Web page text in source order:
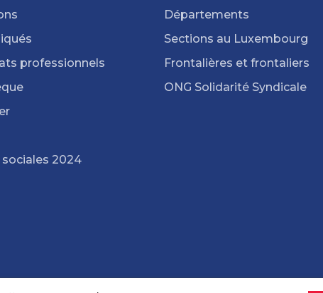
professionnels
2024
Départements
Sections au Luxembourg
Frontalières et frontaliers
ONG Solidarité Syndicale